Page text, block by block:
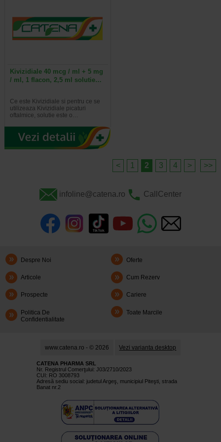
Kivizidiale 40 mcg / ml + 5 mg
/ ml, 1 flacon, 2,5 ml solutie…
Ce este Kivizidiale si pentru ce se
utilizeaza Kivizidiale picaturi
oftalmice, solutie este o…
< 1 2 3 4 > >>
infoline@catena.ro CallCenter
Despre Noi Oferte
Articole Cum Rezerv
Prospecte Cariere
Politica De
Confidentialitate
Toate Marcile
www.catena.ro - © 2026 Vezi varianta desktop
CATENA PHARMA SRL
Nr. Registrul Comerţului: J03/2710/2023
CUI: RO 3008793
Adresă sediu social: judetul Argeş, municipiul Piteşti, strada
Banat nr.2